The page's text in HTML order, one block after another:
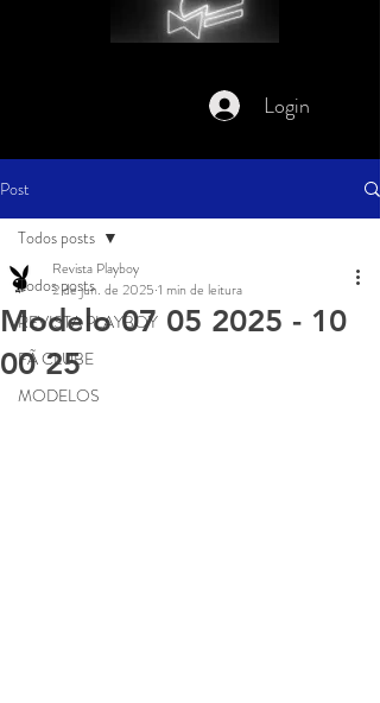
Login
Post
Todos posts
REVISTA PLAYBOY
FÃ CLUBE
MODELOS
Todos posts
Modelo 07 05 2025 - 10
00 25
Revista Playboy
2 de jun. de 2025 1 min de leitura